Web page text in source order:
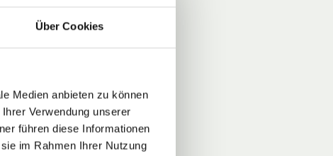
Über Cookies
Medien anbieten zu können
Verwendung unserer
führen diese Informationen
im Rahmen Ihrer Nutzung